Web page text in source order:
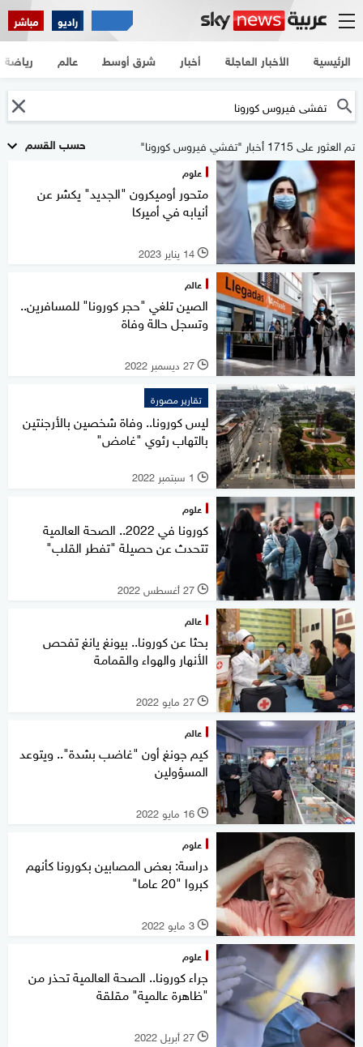
راديو مباشر
الرئيسية الأخبار العاجلة أخبار شرق أوسط عالم رياضة
حسب القسم تم العثور على 1715 أخبار "تفشي فيروس كورونا"
علوم
متحور أوميكرون "الجديد" يكشر عن
أنيابه في أميركا
l 14 يناير 2023
عالم
الصين تلغي "حجر كورونا" للمسافرين..
وتسجل حالة وفاة
l 27 ديسمبر 2022
تقارير مصورة
ليس كورونا.. وفاة شخصين بالأرجنتين
بالتهاب رئوي "غامض"
l 1 سبتمبر 2022
علوم
كورونا في 2022.. الصحة العالمية
تتحدث عن حصيلة "تفطر القلب"
l 27 أغسطس 2022
عالم
بحثا عن كورونا.. بيونغ يانغ تفحص
الأنهار والهواء والقمامة
l 27 مايو 2022
عالم
كيم جونغ أون "غاضب بشدة".. ويتوعد
المسؤولين
l 16 مايو 2022
علوم
دراسة: بعض المصابين بكورونا كأنهم
كبروا "20 عاما"
l 3 مايو 2022
علوم
جراء كورونا.. الصحة العالمية تحذر من
"ظاهرة عالمية" مقلقة
l 27 أبريل 2022